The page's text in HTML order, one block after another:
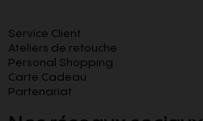
Service Client
Ateliers de retouche
Personal Shopping
Carte Cadeau
Partenariat